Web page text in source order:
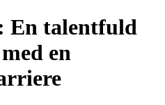
En talentfuld
en